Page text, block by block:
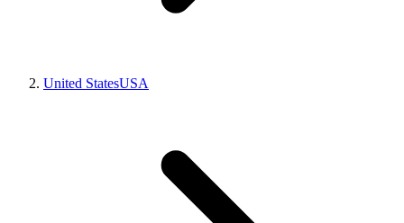
United StatesUSA